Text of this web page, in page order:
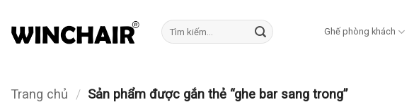
qua
Tìm
kiếm:
Ghế phòng khách
Trang chủ / Sản phẩm được gắn thẻ “ghe bar sang trong”